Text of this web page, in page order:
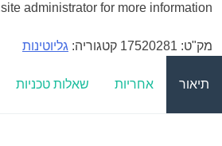
site administrator for more information.
מק"ט: 17520281 קטגוריה: גליוטינות
תיאור אחריות שאלות טכניות